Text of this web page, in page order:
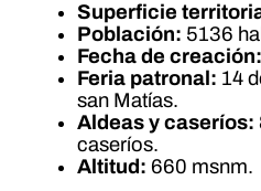
Superficie
Población: 5136
Fecha de creación:
Feria patronal: 14
san Matías.
Aldeas y caseríos:
caseríos.
Altitud: 660 msnm.